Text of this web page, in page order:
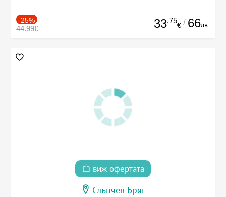
-25%
44.99€ 33.75
€ / 66лв.
виж офертата
Слънчев Бряг